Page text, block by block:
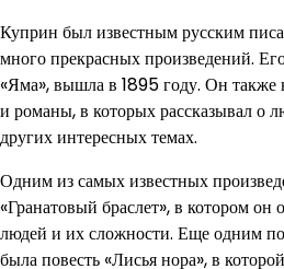
Куприн был известным русским
много прекрасных произведений.
«Яма», вышла в 1895 году. Он также
и романы, в которых рассказывал о
других интересных темах.
Одним из самых известных
«Гранатовый браслет», в котором
людей и их сложности. Еще одним
была повесть «Лисья нора», в